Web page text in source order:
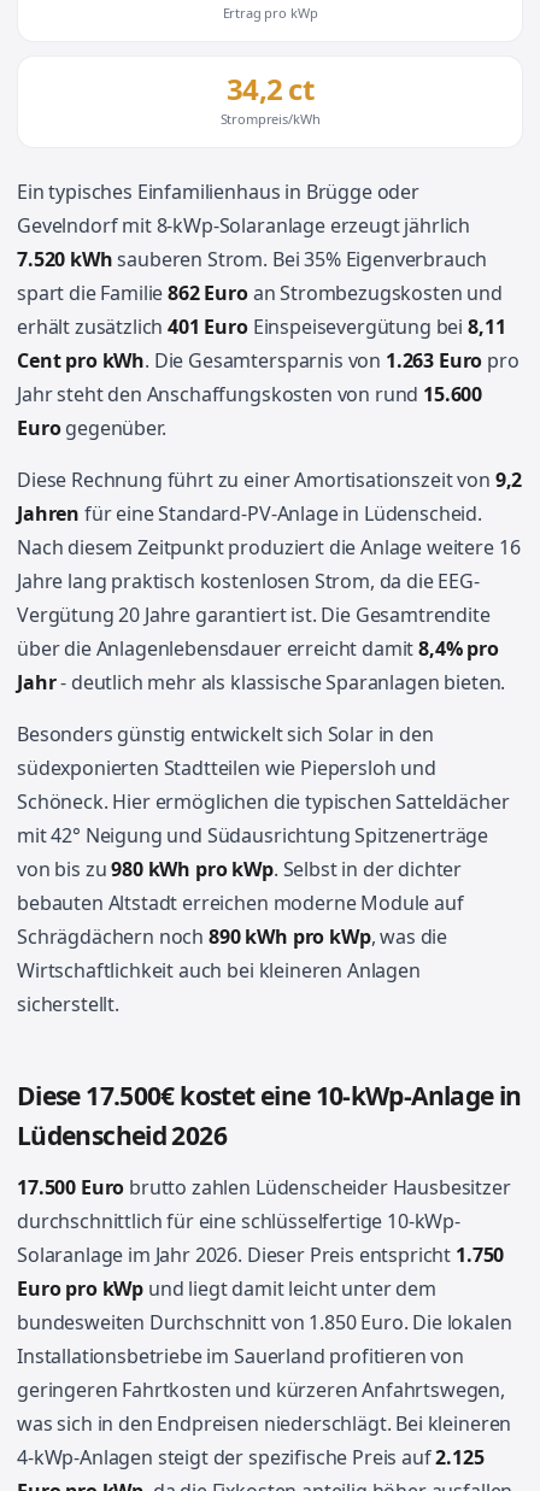
Ertrag pro kWp
34,2 ct
Strompreis/kWh
Ein typisches Einfamilienhaus in Brügge oder
Gevelndorf mit 8-kWp-Solaranlage erzeugt jährlich
7.520 kWhsauberen Strom. Bei 35% Eigenverbrauch
spart die Familie862 Euroan Strombezugskosten und
erhält zusätzlich401 EuroEinspeisevergütung bei8,11
Cent pro kWh. Die Gesamtersparnis von 1.263 Euro pro
Jahr steht den Anschaffungskosten von rund 15.600
Eurogegenüber.
Diese Rechnung führt zu einer Amortisationszeit von 9,2
Jahren für eine Standard-PV-Anlage in Lüdenscheid.
Nach diesem Zeitpunkt produziert die Anlage weitere 16
Jahre lang praktisch kostenlosen Strom, da die EEG-
Vergütung 20 Jahre garantiert ist. Die Gesamtrendite
über die Anlagenlebensdauer erreicht damit8,4% pro
Jahr- deutlich mehr als klassische Sparanlagen bieten.
Besonders günstig entwickelt sich Solar in den
südexponierten Stadtteilen wie Piepersloh und
Schöneck. Hier ermöglichen die typischen Satteldächer
mit 42° Neigung und Südausrichtung Spitzenerträge
von bis zu980 kWh pro kWp. Selbst in der dichter
bebauten Altstadt erreichen moderne Module auf
Schrägdächern noch 890 kWh pro kWp, was die
Wirtschaftlichkeit auch bei kleineren Anlagen
sicherstellt.
Diese 17.500€ kostet eine 10-kWp-Anlage in
Lüdenscheid 2026
17.500 Euro brutto zahlen Lüdenscheider Hausbesitzer
durchschnittlich für eine schlüsselfertige 10-kWp-
Solaranlage im Jahr 2026. Dieser Preis entspricht 1.750
Euro pro kWp und liegt damit leicht unter dem
bundesweiten Durchschnitt von 1.850 Euro. Die lokalen
Installationsbetriebe im Sauerland profitieren von
geringeren Fahrtkosten und kürzeren Anfahrtswegen,
was sich in den Endpreisen niederschlägt. Bei kleineren
4-kWp-Anlagen steigt der spezifische Preis auf2.125